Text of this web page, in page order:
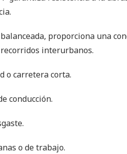
proporciona una
interurbanos.
o carretera corta.
conducción.
o de trabajo.